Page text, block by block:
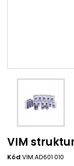
VIM
Kód VIM.AD601 010